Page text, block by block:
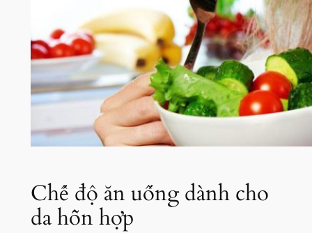
Chế độ ăn uống dành cho
da hỗn hợp